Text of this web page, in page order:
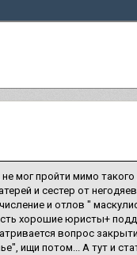
мог пройти мимо
и сестер от
и отлов "
хорошие юристы+
вопрос
ищи потом... А тут и